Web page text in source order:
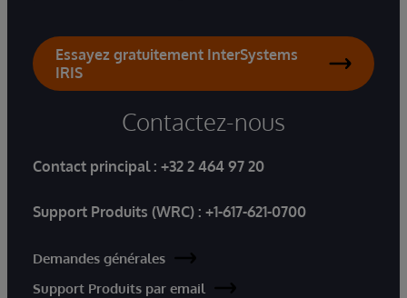
Essayez gratuitement InterSystems
IRIS
Contactez-nous
Contact principal : +32 2 464 97 20
Support Produits (WRC) : +1-617-621-0700
Demandes générales
Support Produits par email